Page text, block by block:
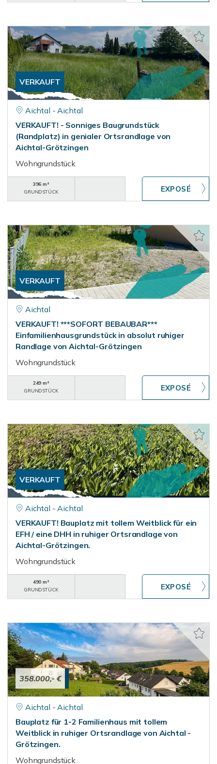
VERKAUFT
Aichtal - Aichtal
VERKAUFT! - Sonniges Baugrundstück
(Randplatz) in genialer Ortsrandlage von
Aichtal-Grötzingen
Wohngrundstück
396 m²
GRUNDSTÜCK
VERKAUFT
Aichtal
VERKAUFT! ***SOFORT BEBAUBAR***
Einfamilienhausgrundstück in absolut ruhiger
Randlage von Aichtal-Grötzingen
Wohngrundstück
249 m²
GRUNDSTÜCK
VERKAUFT
Aichtal - Aichtal
VERKAUFT! Bauplatz mit tollem Weitblick für ein
EFH / eine DHH in ruhiger Ortsrandlage von
Aichtal-Grötzingen.
Wohngrundstück
490 m²
GRUNDSTÜCK
358.000,- €
Aichtal - Aichtal
Bauplatz für 1-2 Familienhaus mit tollem
Weitblick in ruhiger Ortsrandlage von Aichtal -
Grötzingen.
Wohngrundstück